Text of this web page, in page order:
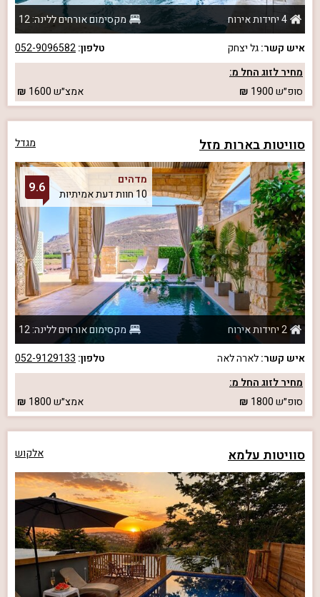
4 יחידות אירוח
מקסימום אורחים ללינה: 12
איש קשר:גל יצחק טלפון:052-9096582
מחיר לזוג החל מ:
סופ״ש1900 אמצ״ש1600
סוויטות בארות מזל מגדל
מדהים
10 חוות דעת אמיתיות
9.6
2 יחידות אירוח
מקסימום אורחים ללינה: 12
איש קשר:לארה לאה טלפון: 052-9129133
מחיר לזוג החל מ:
סופ״ש1800 אמצ״ש1800
סוויטות עלמא אלקוש